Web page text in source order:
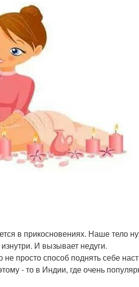
в прикосновениях. Наше тело
И вызывает недуги.
просто способ поднять себе
- то в Индии, где очень